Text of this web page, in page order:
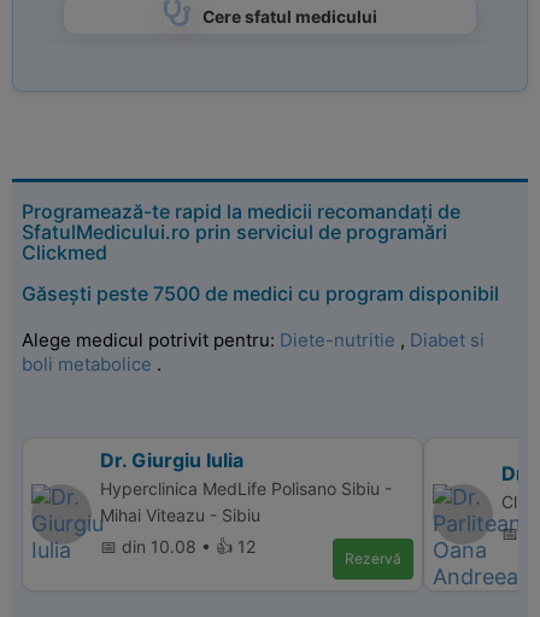
Cere sfatul medicului
Programează-te rapid la medicii recomandați de
SfatulMedicului.ro prin serviciul de programări
Clickmed
Găsești peste 7500 de medici cu program disponibil
Alege medicul potrivit pentru: Diete-nutritie , Diabet si
boli metabolice .
Dr. Giurgiu Iulia
Hyperclinica MedLife Polisano Sibiu -
Mihai Viteazu - Sibiu
📅 din 10.08 • 👍 12
Rezervă
Dr.
📅